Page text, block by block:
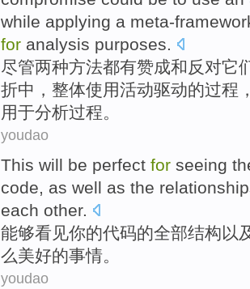
while applying a meta-
for analysis purposes
尽管两种方法都有赞成和 反对它
折中 ， 整体使用活动驱动的过程
用于分析过程 。
youdao
This will be perfect for seeing
code, as well as the
each other.
能够看见你的代码的全部结构以
么美好的事情。
youdao